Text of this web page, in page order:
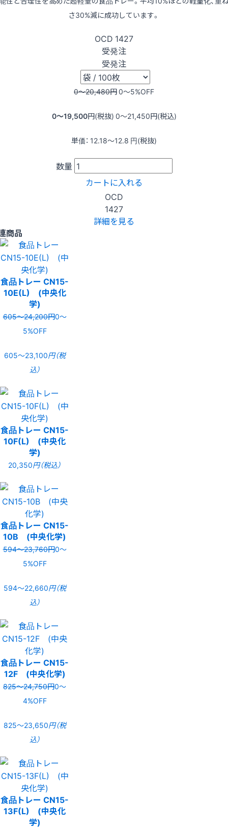
さ30%減に成功しています。
OCD 1427
受発注
受発注
0〜20,480円0〜5%OFF
0〜19,500円(税抜) 0〜21,450円(税込)
単価： 12.18〜12.8 円(税抜)
数量
カートに入れる
OCD
1427
詳細を見る
商品
食品トレー CN15-
10E(L) (中央化
学)
605〜24,200円0〜
5%OFF
605〜23,100円（税
込）
食品トレー CN15-
10F(L) (中央化
学)
20,350円（税込）
食品トレー CN15-
10B (中央化学)
594〜23,760円0〜
5%OFF
594〜22,660円（税
込）
食品トレー CN15-
12F (中央化学)
825〜24,750円0〜
4%OFF
825〜23,650円（税
込）
食品トレー CN15-
13F(L) (中央化
学)